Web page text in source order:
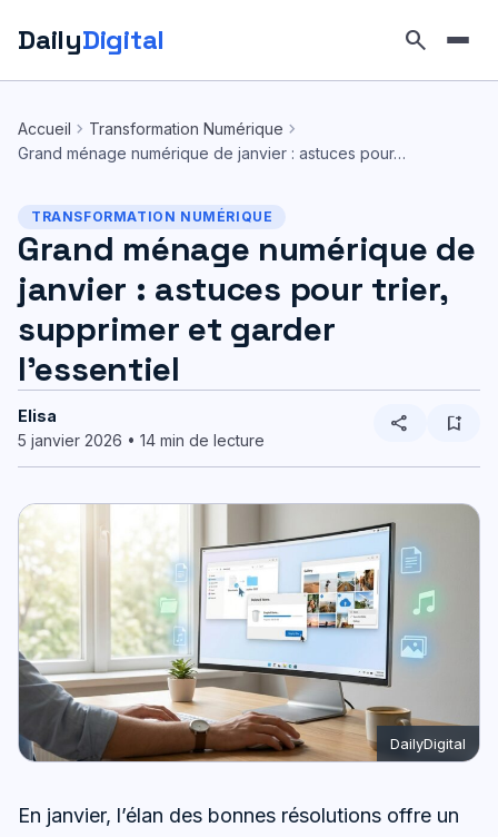
DailyDigital search
contenu
Accueil chevron_right Transformation Numérique chevron_right
Grand ménage numérique de janvier : astuces pour…
TRANSFORMATION NUMÉRIQUE
Grand ménage numérique de
janvier : astuces pour trier,
supprimer et garder
l’essentiel
Elisa
5 janvier 2026 • 14 min de lecture
share bookmark_add
DailyDigital
En janvier, l’élan des bonnes résolutions offre un